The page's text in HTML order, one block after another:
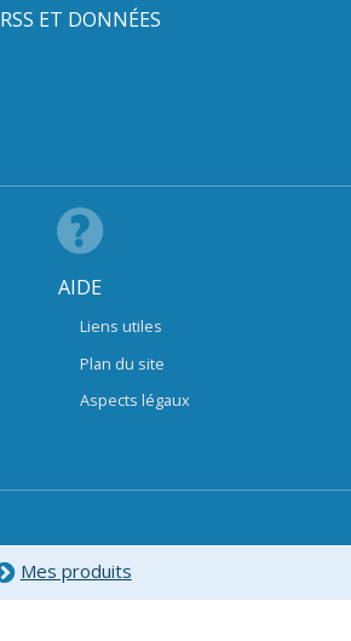
RSS ET DONNÉES
AIDE
Liens utiles
Plan du site
Aspects légaux
Mes produits